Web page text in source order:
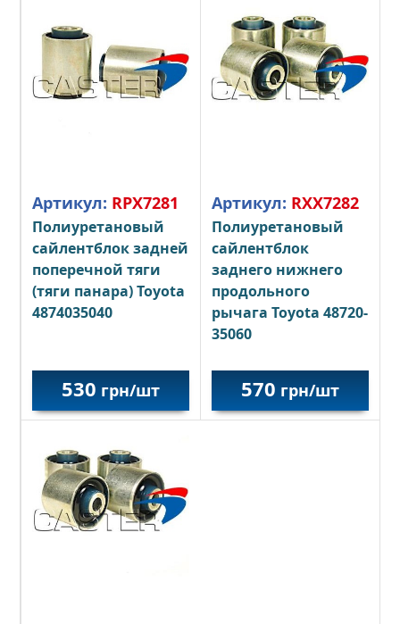
Артикул: RPX7281
Полиуретановый
сайлентблок задней
поперечной тяги
(тяги панара) Toyota
4874035040
530 грн/шт
Артикул: RXX7282
Полиуретановый
сайлентблок
заднего нижнего
продольного
рычага Toyota 48720-
35060
570 грн/шт